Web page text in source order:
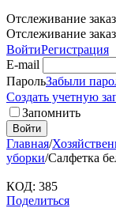
Отслеживание
Отслеживание
ВойтиРегистрация
E-mail
ПарольЗабыли
Создать учетную
Запомнить
Войти
Главная/
уборки/Салфетка
КОД: 385
Поделиться